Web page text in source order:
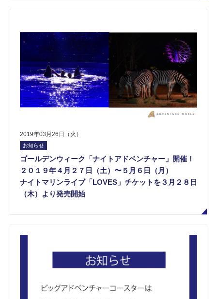
2019年03月26日（火）
お知らせ
ゴールデンウィーク「ナイトアドベンチャー」開催！
２０１９年４月２７日（土）〜５月６日（月）
ナイトマリンライブ「LOVES」チケットを３月２８日
（木）より発売開始